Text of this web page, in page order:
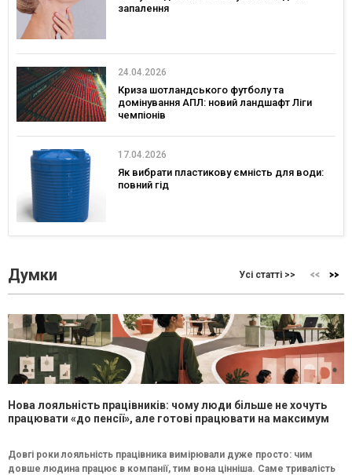
запалення
24.04.2026
Криза шотландського футболу та
домінування АПЛ: новий ландшафт Ліги
чемпіонів
17.04.2026
Як вибрати пластикову ємність для води:
повний гід
Думки Усі статті >>
Нова лояльність працівників: чому люди більше не хочуть
працювати «до пенсії», але готові працювати на максимум
Довгі роки лояльність працівника вимірювали дуже просто: чим
довше людина працює в компанії, тим вона цінніша. Саме тривалість